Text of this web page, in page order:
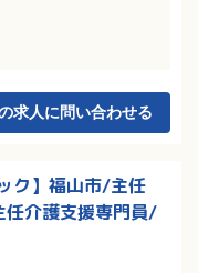
夏季休暇もあり、年
求人に問い合わせる
ク】福山市/主任
介護支援専門員/